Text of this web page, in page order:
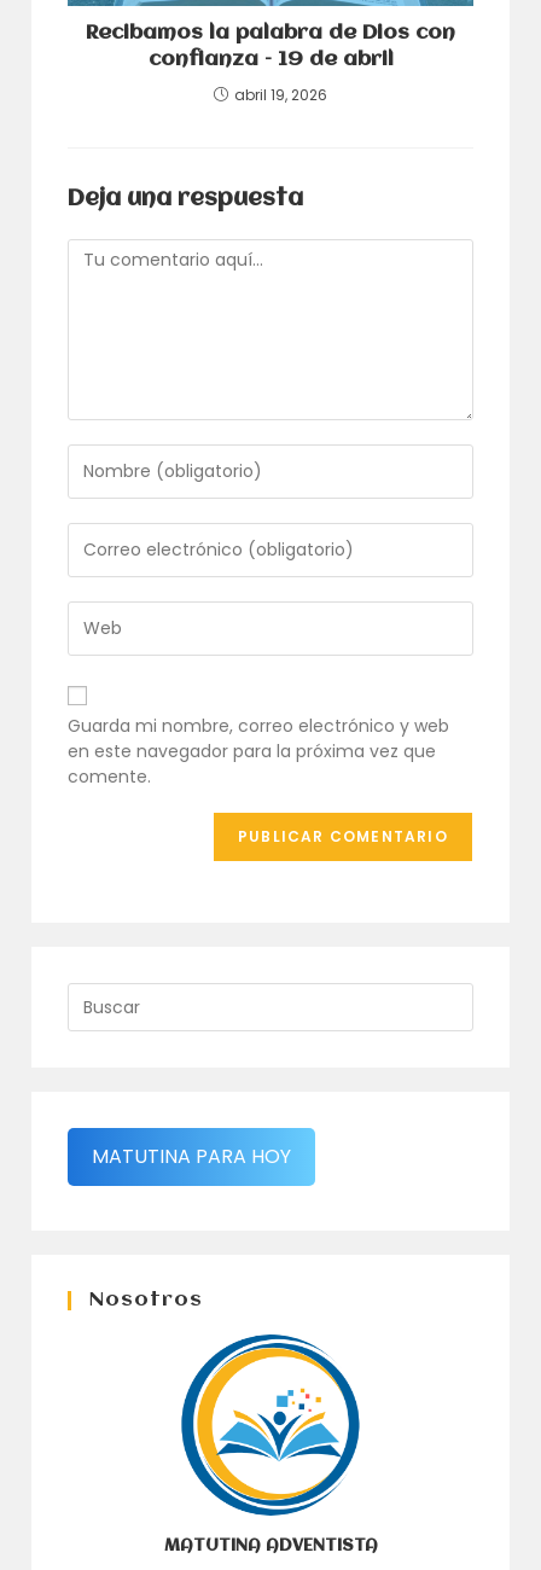
Recibamos la palabra de Dios con
confianza – 19 de abril
abril 19, 2026
Deja una respuesta
Comentario
tu
nombre
o
nombre
de
usuario
para
comentar
tu
dirección
de
correo
electrónico
para
comentar
URL
de
tu
web
(opcional)
Guarda mi nombre, correo electrónico y web
en este navegador para la próxima vez que
comente.
MATUTINA PARA HOY
Nosotros
MATUTINA ADVENTISTA